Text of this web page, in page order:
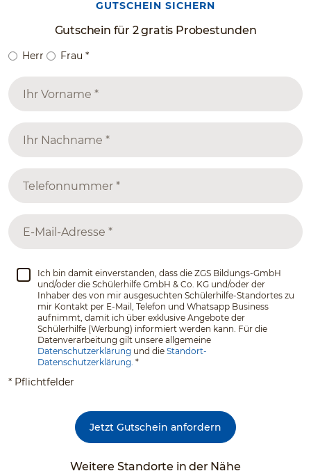
GUTSCHEIN SICHERN
Gutschein für 2 gratis Probestunden
Herr Frau *
Ich bin damit einverstanden, dass die ZGS Bildungs-GmbH
und/oder die Schülerhilfe GmbH & Co. KG und/oder der
Inhaber des von mir ausgesuchten Schülerhilfe-Standortes zu
mir Kontakt per E-Mail, Telefon und Whatsapp Business
aufnimmt, damit ich über exklusive Angebote der
Schülerhilfe (Werbung) informiert werden kann. Für die
Datenverarbeitung gilt unsere allgemeine
Datenschutzerklärung und die Standort-
Datenschutzerklärung. *
* Pflichtfelder
Jetzt Gutschein anfordern
Weitere Standorte in der Nähe